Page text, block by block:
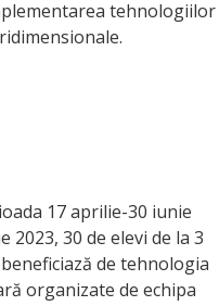
tehnologiilor
17 aprilie-30 iunie
2023, 30 de elevi de la 3
de tehnologia
organizate de echipa